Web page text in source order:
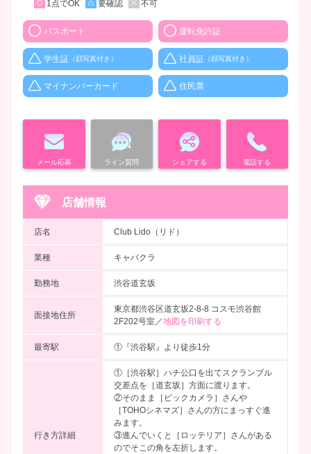
1点でOK 要確認 不可
パスポート 運転免許証
学生証 （顔写真付き） 社員証 （顔写真付き）
マイナンバーカード 住民票
メール応募 ライン質問 シェアする 電話する
店舗情報
店名 Club Lido（リド）
業種 キャバクラ
勤務地 渋谷道玄坂
面接地住所
東京都渋谷区道玄坂2-8-8 コスモ渋谷館
2F202号室／地図を印刷する
最寄駅 ①『渋谷駅』より徒歩1分
行き方詳細
①［渋谷駅］ハチ公口を出てスクランブル
交差点を［道玄坂］方面に渡ります。
②そのまま［ビックカメラ］さんや
［TOHOシネマズ］さんの方にまっすぐ進
みます。
③進んでいくと［ロッテリア］さんがある
のでそこの角を左折します。